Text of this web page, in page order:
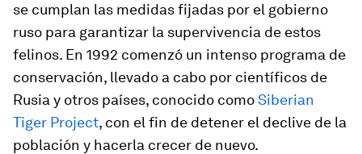
se cumplan las medidas fijadas por el gobierno
ruso para garantizar la supervivencia de estos
felinos. En 1992 comenzó un intenso programa de
conservación, llevado a cabo por científicos de
Rusia y otros países, conocido comoSiberian
Tiger Project, con el fin de detener el declive de la
población y hacerla crecer de nuevo.